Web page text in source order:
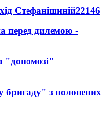
Стефанішиній22146
перед дилемою -
бригаду" з полонених